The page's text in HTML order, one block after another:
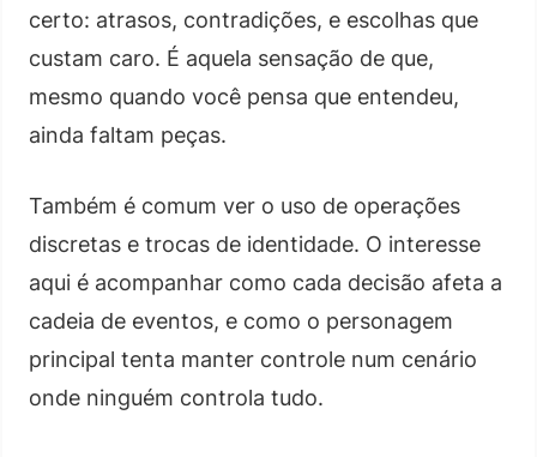
certo: atrasos, contradições, e escolhas que
custam caro. É aquela sensação de que,
mesmo quando você pensa que entendeu,
ainda faltam peças.
Também é comum ver o uso de operações
discretas e trocas de identidade. O interesse
aqui é acompanhar como cada decisão afeta a
cadeia de eventos, e como o personagem
principal tenta manter controle num cenário
onde ninguém controla tudo.